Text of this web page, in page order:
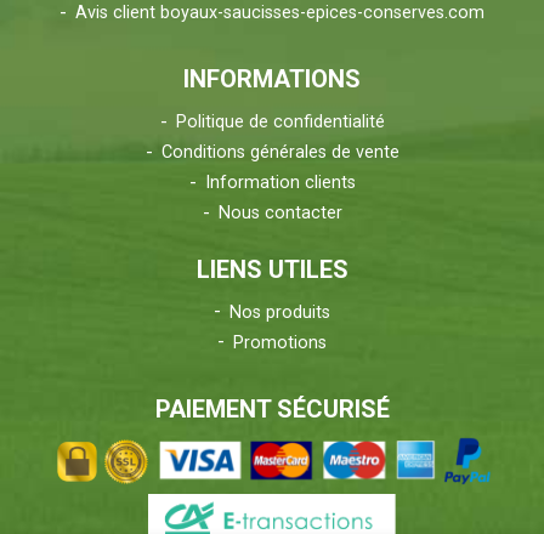
Avis client boyaux-saucisses-epices-conserves.com
INFORMATIONS
Politique de confidentialité
Conditions générales de vente
Information clients
Nous contacter
LIENS UTILES
Nos produits
Promotions
PAIEMENT SÉCURISÉ